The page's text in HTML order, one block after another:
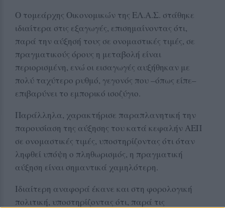
Ο τομεάρχης Οικονομικών της ΕΛ.Α.Σ. στάθηκε
ιδιαίτερα στις εξαγωγές, επισημαίνοντας ότι,
παρά την αύξησή τους σε ονομαστικές τιμές, σε
πραγματικούς όρους η μεταβολή είναι
περιορισμένη, ενώ οι εισαγωγές αυξήθηκαν με
πολύ ταχύτερο ρυθμό, γεγονός που –όπως είπε–
επιβαρύνει το εμπορικό ισοζύγιο.
Παράλληλα, χαρακτήρισε παραπλανητική την
παρουσίαση της αύξησης του κατά κεφαλήν ΑΕΠ
σε ονομαστικές τιμές, υποστηρίζοντας ότι όταν
ληφθεί υπόψη ο πληθωρισμός, η πραγματική
αύξηση είναι σημαντικά χαμηλότερη.
Ιδιαίτερη αναφορά έκανε και στη φορολογική
πολιτική, υποστηρίζοντας ότι, παρά τις